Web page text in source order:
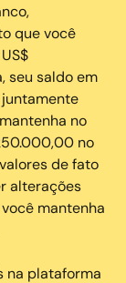
que você
seu saldo em
no
no
de fato
alterações
mantenha
na plataforma